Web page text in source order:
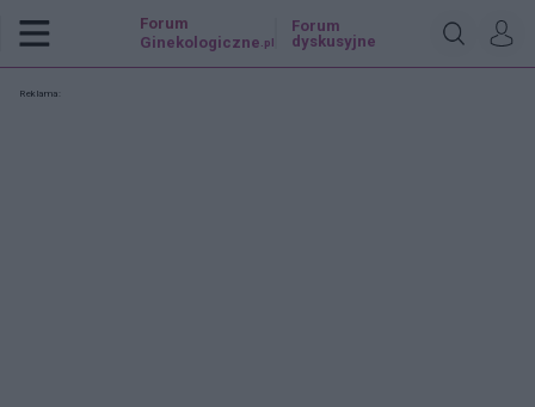
Forum
Ginekologiczne .pl
Forum
dyskusyjne
Reklama: